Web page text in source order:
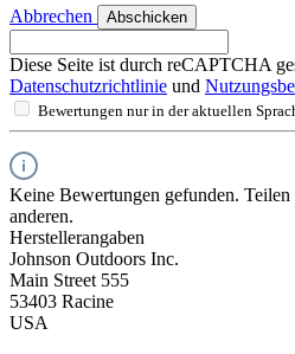
Abbrechen Abschicken
Diese Seite ist durch reCAPTCHA
Datenschutzrichtlinie und
Bewertungen nur in der aktuellen
Keine Bewertungen gefunden.
anderen.
Herstellerangaben
Johnson Outdoors Inc.
Main Street 555
53403 Racine
USA